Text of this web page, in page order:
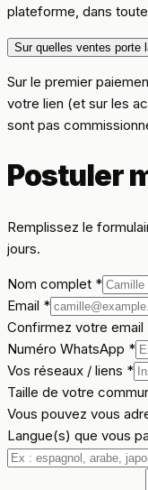
plateforme, dans
Sur quelles ventes porte
Sur le premier
votre lien (et sur les
sont pas
Postuler
Remplissez le
jours.
Nom complet *
Email *
Confirmez votre email
Numéro WhatsApp *
Vos réseaux / liens *
Taille de votre
Vous pouvez vous
Langue(s) que vous